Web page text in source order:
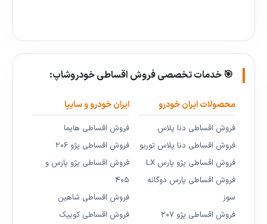
🎯 خدمات تخصصی فروش اقساطی خودروشاپ:
محصولات ایران خودرو
فروش اقساطی دنا پلاس
فروش اقساطی دنا پلاس توربو
فروش اقساطی پژو پارس LX
فروش اقساطی پارس دوگانه
سوز
فروش اقساطی پژو ۲۰۷
ایران خودرو و سایپا
فروش اقساطی هایما
فروش اقساطی پژو ۲۰۶
فروش اقساطی پژو پارس و
۴۰۵
فروش اقساطی شاهین
فروش اقساطی کوییک